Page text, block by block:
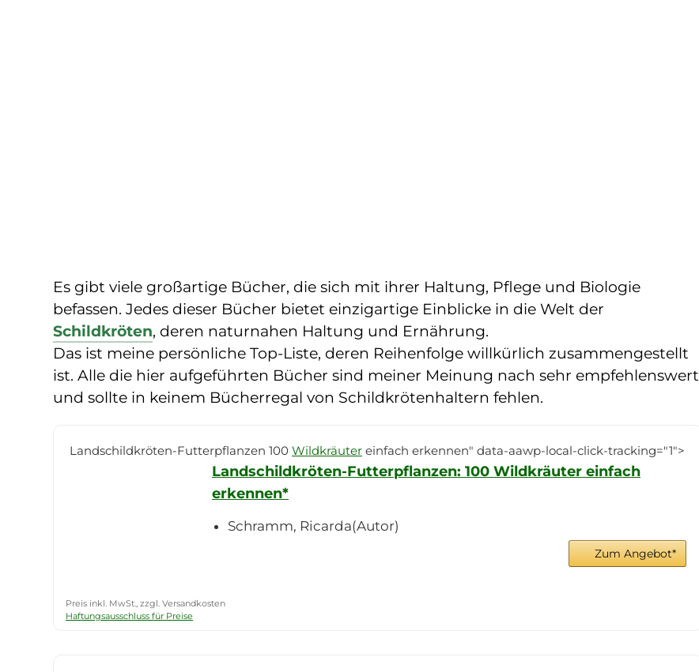
Es gibt viele großartige Bücher, die sich mit ihrer Haltung, Pflege und Biologie
befassen. Jedes dieser Bücher bietet einzigartige Einblicke in die Welt der
Schildkröten, deren naturnahen Haltung und Ernährung.
Das ist meine persönliche Top-Liste, deren Reihenfolge willkürlich zusammengestellt
ist. Alle die hier aufgeführten Bücher sind meiner Meinung nach sehr empfehlenswert
und sollte in keinem Bücherregal von Schildkrötenhaltern fehlen.
Landschildkröten-Futterpflanzen 100 Wildkräuter einfach erkennen" data-aawp-local-click-tracking="1">
Landschildkröten-Futterpflanzen: 100 Wildkräuter einfach
erkennen*
Schramm, Ricarda(Autor)
Zum Angebot*
Preis inkl. MwSt., zzgl. Versandkosten
Haftungsausschluss für Preise